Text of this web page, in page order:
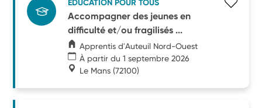
ÉDUCATION POUR TOUS
Accompagner des jeunes en
difficulté et/ou fragilisés ...
Apprentis d'Auteuil Nord-Ouest
À partir du 1 septembre 2026
Le Mans (72100)